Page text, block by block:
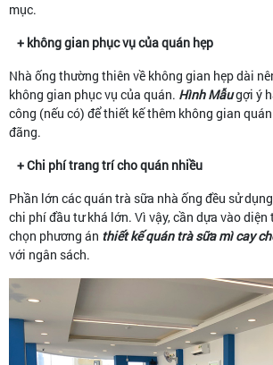
mục.
+ không gian phục vụ của quán hẹp
Nhà ống thường thiên về không gian hẹp dài
không gian phục vụ của quán. Hình Mẫugợi ý
công (nếu có) để thiết kế thêm không gian
đãng.
+ Chi phí trang trí cho quán nhiều
Phần lớn các quán trà sữa nhà ống đều sử
chi phí đầu tư khá lớn. Vì vậy, cần dựa vào
chọn phương án thiết kế quán trà sữa mì cay
với ngân sách.